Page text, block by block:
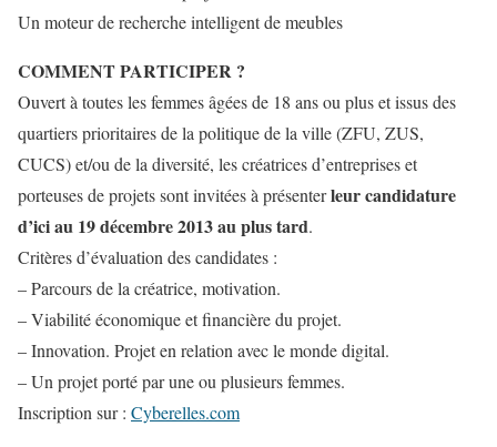
Un moteur de recherche intelligent de meubles
COMMENT PARTICIPER ?
Ouvert à toutes les femmes âgées de 18 ans ou plus et issus des
quartiers prioritaires de la politique de la ville (ZFU, ZUS,
CUCS) et/ou de la diversité, les créatrices d’entreprises et
porteuses de projets sont invitées à présenterleur candidature
d’ici au 19 décembre 2013 au plus tard.
Critères d’évaluation des candidates :
– Parcours de la créatrice, motivation.
– Viabilité économique et financière du projet.
– Innovation. Projet en relation avec le monde digital.
– Un projet porté par une ou plusieurs femmes.
Inscription sur : Cyberelles.com